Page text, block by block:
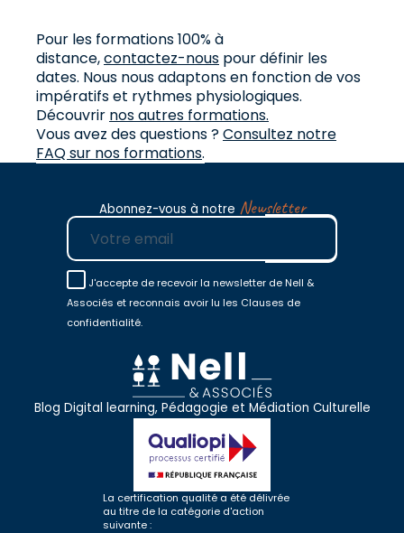
Pour les formations 100% à
distance,contactez-nous pour définir les
dates. Nous nous adaptons en fonction de vos
impératifs et rythmes physiologiques.
Découvrir nos autres formations.
Vous avez des questions ?Consultez notre
FAQ sur nos formations.
Abonnez-vous à notre Newsletter
E-mail
J'accepte de recevoir la newsletter de Nell &
Associés et reconnais avoir lu les Clauses de
confidentialité.
Blog Digital learning, Pédagogie et Médiation Culturelle
La certification qualité a été délivrée
au titre de la catégorie d'action
suivante :